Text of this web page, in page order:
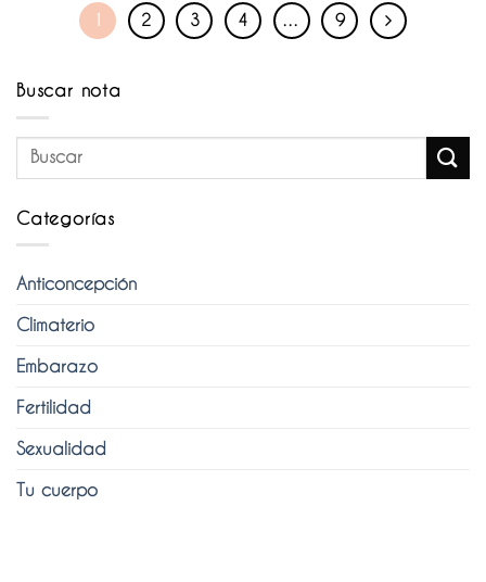
2 3 4 … 9
Buscar nota
Categorías
Anticoncepción
Climaterio
Embarazo
Fertilidad
Sexualidad
Tu cuerpo